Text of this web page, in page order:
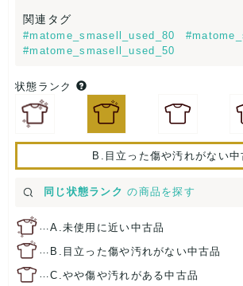
関連タグ
#matome_smasell_used_80
#matome_smasell_used_50
状態ランク
B.目立った傷や汚れがない中
同じ状態ランク の商品を探す
…A.未使用に近い中古品
… B.目立った傷や汚れがない中古品
…C.やや傷や汚れがある中古品